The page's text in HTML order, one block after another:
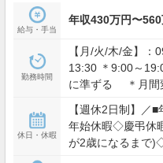
給与・手当
年収430万円〜560
勤務時間
【月/火/木/金】：
13:30 ＊9:00～
に準ずる ＊月間
平均10時間
休日・休暇
【週休2日制】
年始休暇◇慶弔休
が2歳になるまで